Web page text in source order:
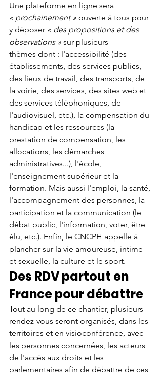
Une plateforme en ligne sera
« prochainement » ouverte à tous pour
y déposer « des propositions et des
observations » sur plusieurs
thèmes dont : l'accessibilité (des
établissements, des services publics,
des lieux de travail, des transports, de
la voirie, des services, des sites web et
des services téléphoniques, de
l'audiovisuel, etc.), la compensation du
handicap et les ressources (la
prestation de compensation, les
allocations, les démarches
administratives...), l'école,
l'enseignement supérieur et la
formation. Mais aussi l'emploi, la santé,
l'accompagnement des personnes, la
participation et la communication (le
débat public, l'information, voter, être
élu, etc.). Enfin, le CNCPH appelle à
plancher sur la vie amoureuse, intime
et sexuelle, la culture et le sport.
Des RDV partout en
France pour débattre
Tout au long de ce chantier, plusieurs
rendez-vous seront organisés, dans les
territoires et en visioconférence, avec
les personnes concernées, les acteurs
de l'accès aux droits et les
parlementaires afin de débattre de ces